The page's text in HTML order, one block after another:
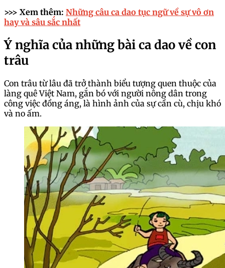
>>> Xem thêm: Những câu ca dao tục ngữ về sự vô ơn
hay và sâu sắc nhất
Ý nghĩa của những bài ca dao về con
trâu
Con trâu từ lâu đã trở thành biểu tượng quen thuộc của
làng quê Việt Nam, gắn bó với người nông dân trong
công việc đồng áng, là hình ảnh của sự cần cù, chịu khó
và no ấm.